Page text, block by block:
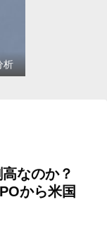
析
なのか？
から米国